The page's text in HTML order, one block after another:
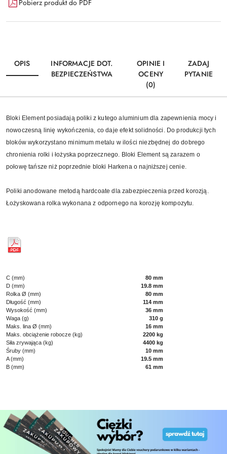
Pobierz produkt do PDF
OPIS
INFORMACJE DOT.
BEZPIECZEŃSTWA
OPINIE I
OCENY
(0)
ZADAJ
PYTANIE
Bloki Element posiadają poliki z kutego aluminium dla zapewnienia mocy i
nowoczesną linię wykończenia, co daje efekt solidności. Do produkcji tych
bloków wykorzystano minimum metalu w ilości niezbędnej do dobrego
chronienia rolki i łożyska poprzecznego. Bloki Element są zarazem o
połowę tańsze niż poprzednie bloki Harkena o najniższej cenie.
Poliki anodowane metodą hardcoate dla zabezpieczenia przed korozją.
Łożyskowana rolka wykonana z odpornego na korozję kompozytu.
C (mm)
80 mm
D (mm)
19.8 mm
Rolka Ø (mm)
80 mm
Długość (mm)
114 mm
Wysokość (mm)
36 mm
Waga (g)
310 g
Maks. lina Ø (mm)
16 mm
Maks. obciążenie robocze (kg)
2200 kg
Siła zrywająca (kg)
4400 kg
Śruby (mm)
10 mm
A (mm)
19.5 mm
B (mm)
61 mm